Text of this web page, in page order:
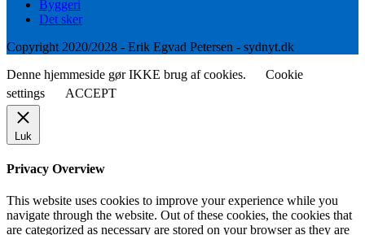
Byggeri
Det sker
Copyright 2020/2028 - Erik Egvad Petersen - sydnyt.dk
Denne hjemmeside gør IKKE brug af cookies.
Cookie
settings
ACCEPT
Luk
Privacy Overview
This website uses cookies to improve your experience while you
navigate through the website. Out of these cookies, the cookies that
are categorized as necessary are stored on your browser as they are